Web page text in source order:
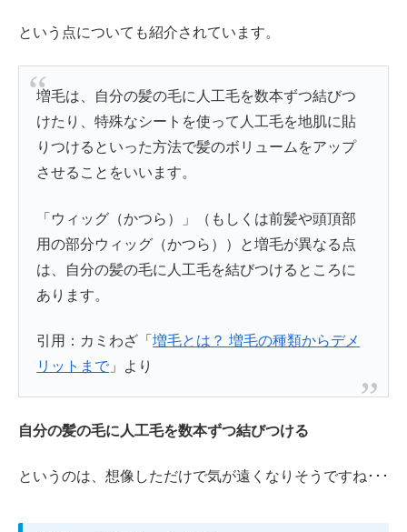
という点についても紹介されています。
増毛は、自分の髪の毛に人工毛を数本ずつ結びつ
けたり、特殊なシートを使って人工毛を地肌に貼
りつけるといった方法で髪のボリュームをアップ
させることをいいます。
「ウィッグ（かつら）」（もしくは前髪や頭頂部
用の部分ウィッグ（かつら））と増毛が異なる点
は、自分の髪の毛に人工毛を結びつけるところに
あります。
引用：カミわざ「増毛とは？ 増毛の種類からデメ
リットまで」より
自分の髪の毛に人工毛を数本ずつ結びつける
というのは、想像しただけで気が遠くなりそうですね･･･